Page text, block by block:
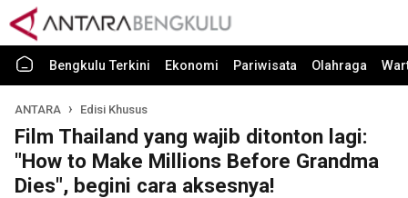
Bengkulu Terkini Ekonomi Pariwisata Olahraga
ANTARA Edisi Khusus
Film Thailand yang wajib ditonton lagi:
"How to Make Millions Before Grandma
Dies", begini cara aksesnya!